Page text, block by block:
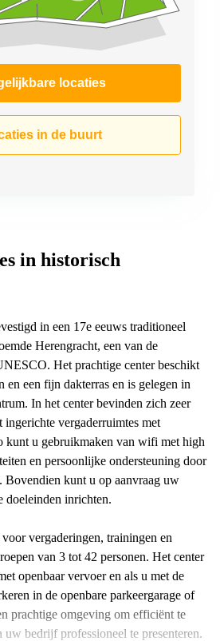
locaties
in de buurt
in historisch
in een 17e eeuws traditioneel
Herengracht, een van de
Het prachtige center beschikt
en een fijn dakterras en is gelegen in
In het center bevinden zich zeer
ingerichte vergaderruimtes met
kunt u gebruikmaken van wifi met high
en persoonlijke ondersteuning door
Bovendien kunt u op aanvraag uw
doeleinden inrichten.
vergaderingen, trainingen en
van 3 tot 42 personen. Het center
openbaar vervoer en als u met de
in de openbare parkeergarage of
prachtige omgeving om efficiënt te
uw bedrijf professioneel te presenteren.